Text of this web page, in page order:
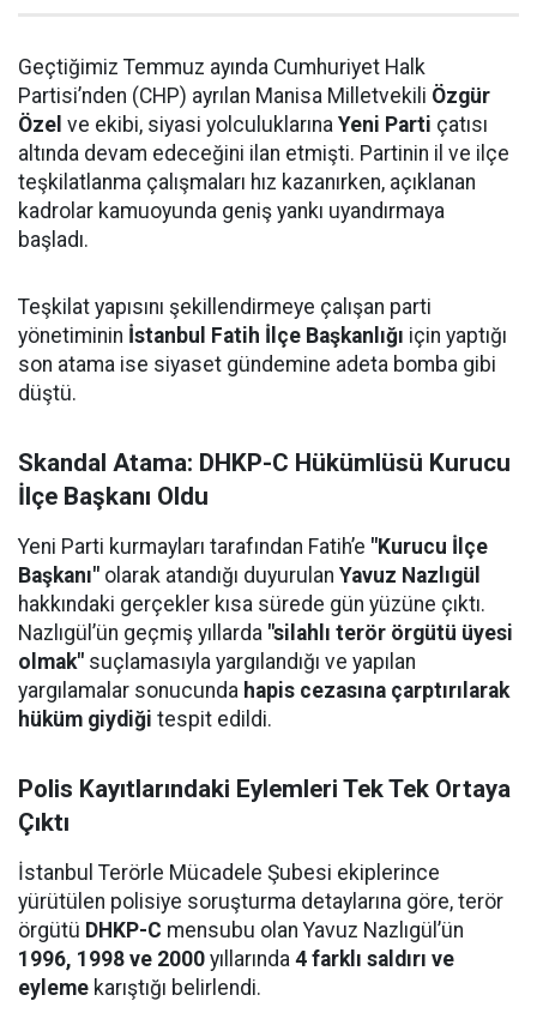
Geçtiğimiz Temmuz ayında Cumhuriyet Halk
Partisi’nden (CHP) ayrılan Manisa Milletvekili Özgür
Özel ve ekibi, siyasi yolculuklarına Yeni Parti çatısı
altında devam edeceğini ilan etmişti. Partinin il ve ilçe
teşkilatlanma çalışmaları hız kazanırken, açıklanan
kadrolar kamuoyunda geniş yankı uyandırmaya
başladı.
Teşkilat yapısını şekillendirmeye çalışan parti
yönetiminin İstanbul Fatih İlçe Başkanlığı için yaptığı
son atama ise siyaset gündemine adeta bomba gibi
düştü.
Skandal Atama: DHKP-C Hükümlüsü Kurucu
İlçe Başkanı Oldu
Yeni Parti kurmayları tarafından Fatih’e "Kurucu İlçe
Başkanı" olarak atandığı duyurulan Yavuz Nazlıgül
hakkındaki gerçekler kısa sürede gün yüzüne çıktı.
Nazlıgül’ün geçmiş yıllarda "silahlı terör örgütü üyesi
olmak" suçlamasıyla yargılandığı ve yapılan
yargılamalar sonucunda hapis cezasına çarptırılarak
hüküm giydiği tespit edildi.
Polis Kayıtlarındaki Eylemleri Tek Tek Ortaya
Çıktı
İstanbul Terörle Mücadele Şubesi ekiplerince
yürütülen polisiye soruşturma detaylarına göre, terör
örgütü DHKP-C mensubu olan Yavuz Nazlıgül’ün
1996, 1998 ve 2000 yıllarında 4 farklı saldırı ve
eyleme karıştığı belirlendi.